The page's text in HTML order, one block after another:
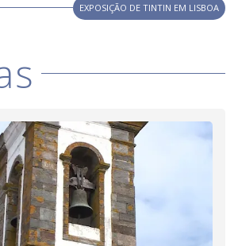
EXPOSIÇÃO DE TINTIN EM LISBOA